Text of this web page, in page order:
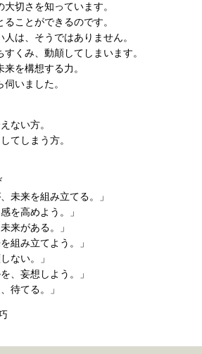
切さを知っています。
ことができるのです。
は、そうではありません。
くみ、動顛してしまいます。
を構想する力。
いました。
ない方。
てしまう方。
未来を組み立てる。」
を高めよう。」
来がある。」
組み立てよう。」
ない。」
、妄想しよう。」
待てる。」